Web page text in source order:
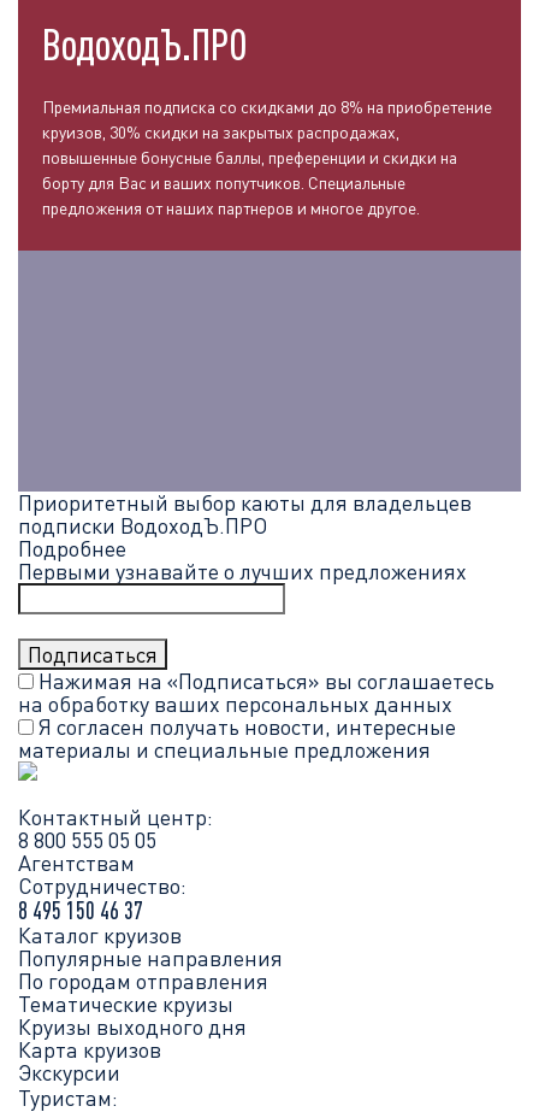
ВодоходЪ.ПРО
Премиальная подписка со скидками до 8% на приобретение
круизов, 30% скидки на закрытых распродажах,
повышенные бонусные баллы, преференции и скидки на
борту для Вас и ваших попутчиков. Специальные
предложения от наших партнеров и многое другое.
Приоритетный выбор каюты для владельцев
подписки ВодоходЪ.ПРО
Подробнее
Первыми узнавайте о лучших предложениях
Нажимая на «Подписаться» вы соглашаетесь
на обработку ваших персональных данных
Я согласен получать новости, интересные
материалы и специальные предложения
Контактный центр:
8 800 555 05 05
Агентствам
Сотрудничество:
8 495 150 46 37
Каталог круизов
Популярные направления
По городам отправления
Тематические круизы
Круизы выходного дня
Карта круизов
Экскурсии
Туристам: